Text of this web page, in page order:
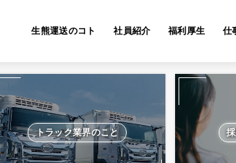
生熊運送のコト 社員紹介 福利厚生 仕
トラック業界のこと